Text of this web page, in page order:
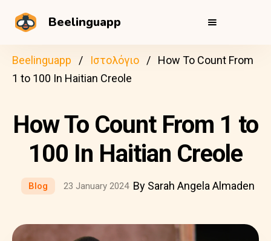
Beelinguapp
Beelinguapp Ιστολόγιο
How To Count From
1 to 100 In Haitian Creole
How To Count From 1 to
100 In Haitian Creole
Blog 23 January 2024 By Sarah Angela Almaden